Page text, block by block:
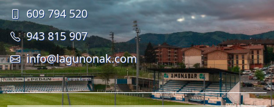
609 794 520
943 815 907
info@lagunonak.com